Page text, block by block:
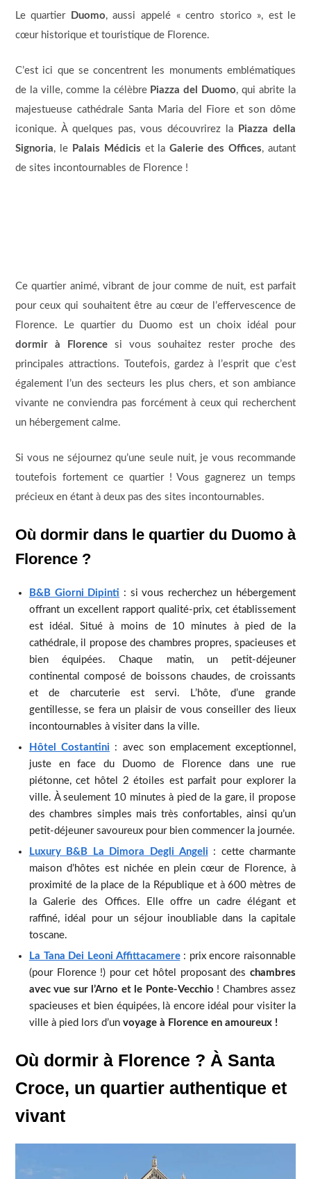
Le quartier Duomo, aussi appelé « centro storico », est le
cœur historique et touristique de Florence.
C’est ici que se concentrent les monuments emblématiques
de la ville, comme la célèbre Piazza del Duomo, qui abrite la
majestueuse cathédrale Santa Maria del Fiore et son dôme
iconique. À quelques pas, vous découvrirez la
Piazza della
Signoria, le Palais Médicis et laGalerie des Offices, autant
de sites incontournables de Florence !
Ce quartier animé, vibrant de jour comme de nuit, est parfait
pour ceux qui souhaitent être au cœur de l’effervescence de
Florence. Le quartier du Duomo est un choix idéal pour
dormir à Florencesi vous souhaitez rester proche des
principales attractions. Toutefois, gardez à l’esprit que c’est
également l’un des secteurs les plus chers, et son ambiance
vivante ne conviendra pas forcément à ceux qui recherchent
un hébergement calme.
Si vous ne séjournez qu’une seule nuit, je vous recommande
toutefois fortement ce quartier ! Vous gagnerez un temps
précieux en étant à deux pas des sites incontournables.
Où dormir dans le quartier du Duomo à
Florence ?
B&B Giorni Dipinti : si vous recherchez un hébergement
offrant un excellent rapport qualité-prix, cet établissement
est idéal. Situé à moins de 10 minutes à pied de la
cathédrale, il propose des chambres propres, spacieuses et
bien équipées. Chaque matin, un petit-déjeuner
continental composé de boissons chaudes, de croissants
et de charcuterie est servi. L’hôte, d’une grande
gentillesse, se fera un plaisir de vous conseiller des lieux
incontournables à visiter dans la ville.
Hôtel Costantini : avec son emplacement exceptionnel,
juste en face du Duomo de Florence dans une rue
piétonne, cet hôtel 2 étoiles est parfait pour explorer la
ville. À seulement 10 minutes à pied de la gare, il propose
des chambres simples mais très confortables, ainsi qu’un
petit-déjeuner savoureux pour bien commencer la journée.
Luxury B&B La Dimora Degli Angeli : cette charmante
maison d’hôtes est nichée en plein cœur de Florence, à
proximité de la place de la République et à 600 mètres de
la Galerie des Offices. Elle offre un cadre élégant et
raffiné, idéal pour un séjour inoubliable dans la capitale
toscane.
La Tana Dei Leoni Affittacamere: prix encore raisonnable
(pour Florence !) pour cet hôtel proposant deschambres
avec vue sur l’Arno et le Ponte-Vecchio ! Chambres assez
spacieuses et bien équipées, là encore idéal pour visiter la
ville à pied lors d’un voyage à Florence en amoureux !
Où dormir à Florence ? À Santa
Croce, un quartier authentique et
vivant